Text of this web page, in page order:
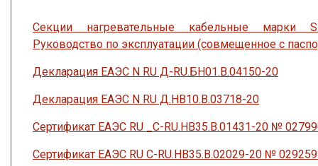
Секции нагревательные кабельные марки
Руководство по эксплуатации (совмещенное с
Декларация ЕАЭС N RU Д-RU.БН01.В.04150-20
Декларация ЕАЭС N RU Д.НВ10.В.03718-20
Сертификат ЕАЭС RU _C-RU.HB35.B.01431-20 №
Сертификат ЕАЭС RU C-RU.HB35.B.02029-20 №